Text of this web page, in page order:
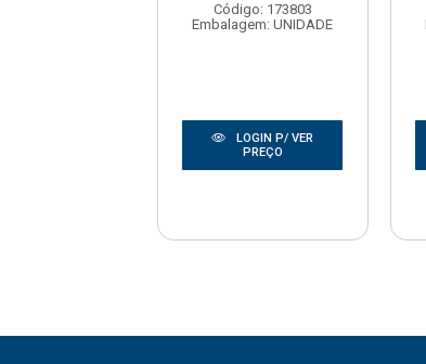
Código: 173803
Embalagem: UNIDADE
LOGIN P/ VER
PREÇO